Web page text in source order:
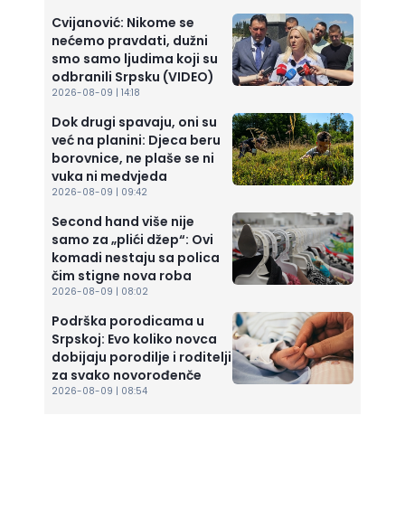
Cvijanović: Nikome se
nećemo pravdati, dužni
smo samo ljudima koji su
odbranili Srpsku (VIDEO)
2026-08-09 | 14:18
Dok drugi spavaju, oni su
već na planini: Djeca beru
borovnice, ne plaše se ni
vuka ni medvjeda
2026-08-09 | 09:42
Second hand više nije
samo za „plići džep“: Ovi
komadi nestaju sa polica
čim stigne nova roba
2026-08-09 | 08:02
Podrška porodicama u
Srpskoj: Evo koliko novca
dobijaju porodilje i roditelji
za svako novorođenče
2026-08-09 | 08:54